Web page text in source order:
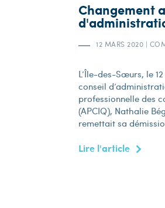
Changement
12 MARS 2020 |
L’Île-des-Sœurs, le
conseil
professionnelle des
(APCIQ), Nathalie
remettait sa
Lire l'article